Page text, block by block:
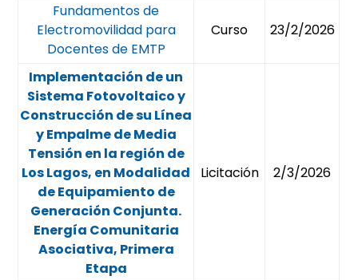
Fundamentos de
Electromovilidad para
Docentes de EMTP
Curso 23/2/2026
Implementación de un
Sistema Fotovoltaico y
Construcción de su Línea
y Empalme de Media
Tensión en la región de
Los Lagos, en Modalidad
de Equipamiento de
Generación Conjunta.
Energía Comunitaria
Asociativa, Primera
Etapa
Licitación 2/3/2026